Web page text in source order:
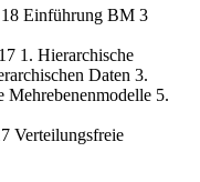
18 Einführung BM 3
17 1. Hierarchische
Daten 3.
Mehrebenenmodelle 5.
Verteilungsfreie